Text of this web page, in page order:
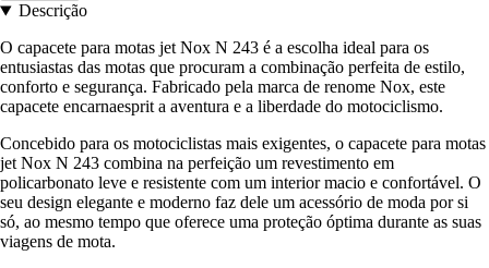
Descrição
O capacete para motas jet Nox N 243 é a escolha ideal para os
entusiastas das motas que procuram a combinação perfeita de estilo,
conforto e segurança. Fabricado pela marca de renome Nox, este
capacete encarnaesprit a aventura e a liberdade do motociclismo.
Concebido para os motociclistas mais exigentes, o capacete para motas
jet Nox N 243 combina na perfeição um revestimento em
policarbonato leve e resistente com um interior macio e confortável. O
seu design elegante e moderno faz dele um acessório de moda por si
só, ao mesmo tempo que oferece uma proteção óptima durante as suas
viagens de mota.